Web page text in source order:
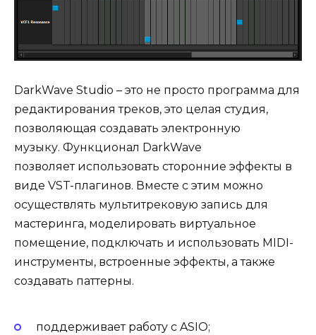
DarkWave Studio – это не просто программа для
редактирования треков, это целая студия,
позволяющая создавать электронную
музыку. Функционал DarkWave
позволяет использовать сторонние эффекты в
виде VST-плагинов. Вместе с этим можно
осуществлять мультитрековую запись для
мастеринга, моделировать виртуальное
помещение, подключать и использовать MIDI-
инструменты, встроенные эффекты, а также
создавать паттерны.
поддерживает работу с ASIO;